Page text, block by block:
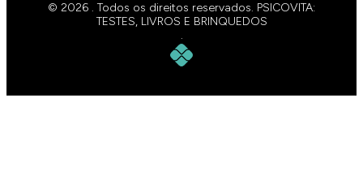
© 2026 . Todos os direitos reservados. PSICOVITA:
TESTES, LIVROS E BRINQUEDOS
.